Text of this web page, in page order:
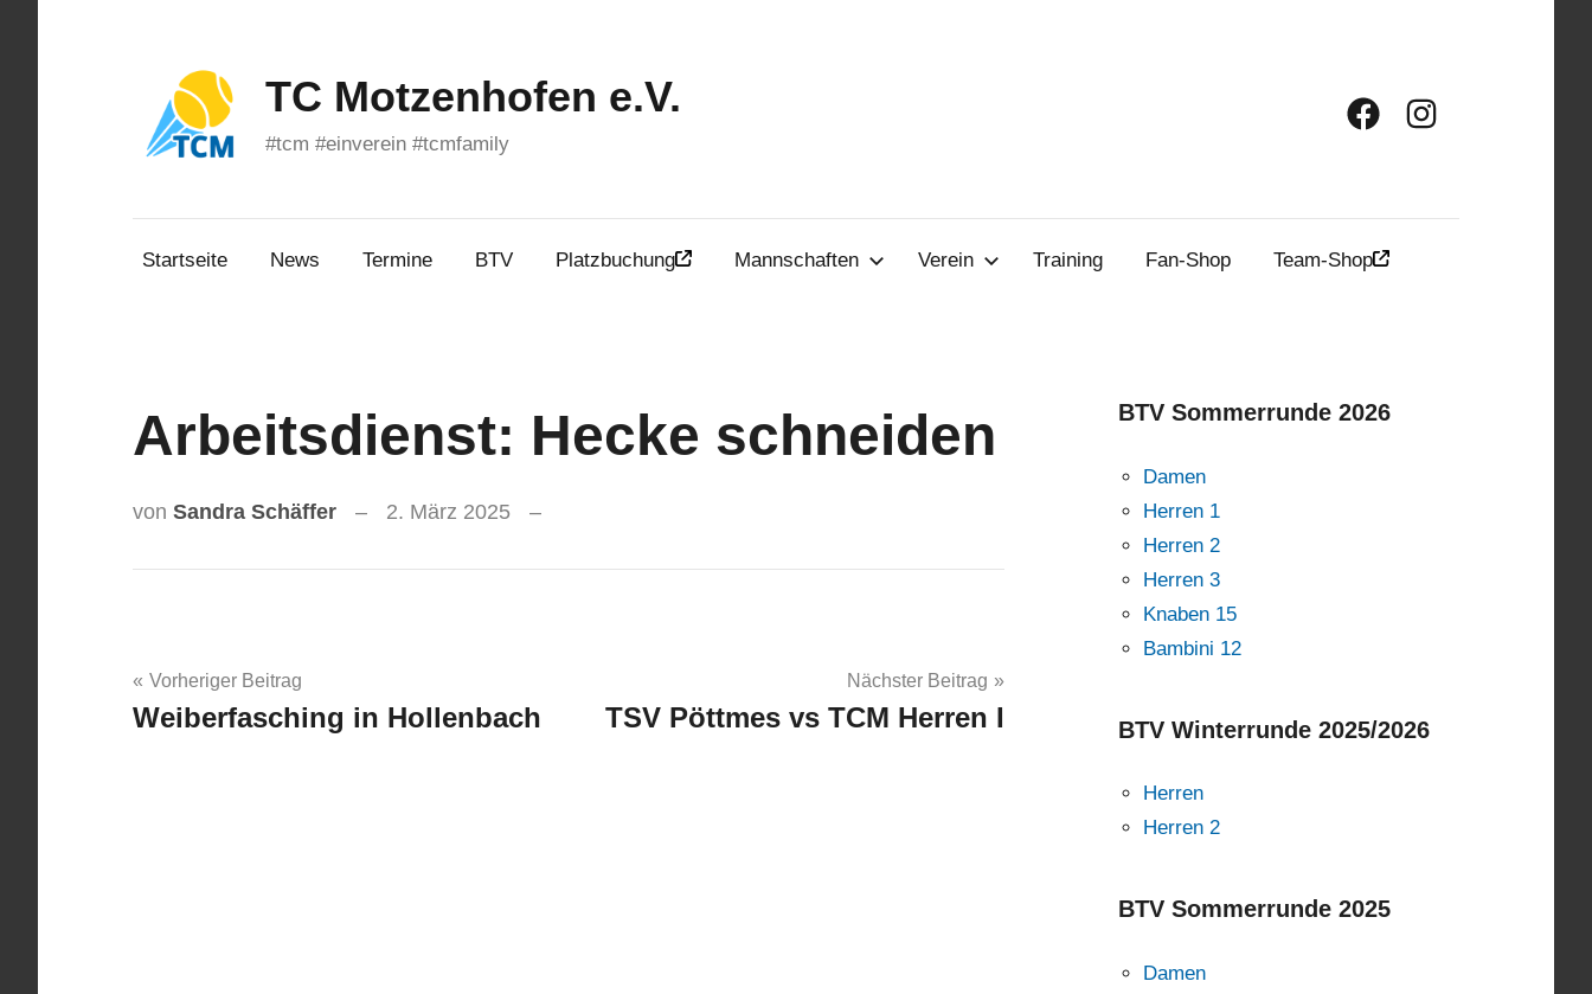
TC Motzenhofen e.V.
#tcm #einverein #tcmfamily
FacebookInstagram
Startseite News Termine BTV Platzbuchung Mannschaften Verein Training Fan-Shop Team-Shop
Arbeitsdienst: Hecke schneiden
von Sandra Schäffer 2. März 2025
Beitragsnavigation
Vorheriger Beitrag
Weiberfasching in Hollenbach
Nächster Beitrag
TSV Pöttmes vs TCM Herren I
BTV Sommerrunde 2026
Damen
Herren 1
Herren 2
Herren 3
Knaben 15
Bambini 12
BTV Winterrunde 2025/2026
Herren
Herren 2
BTV Sommerrunde 2025
Damen